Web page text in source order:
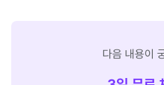
다음 내용이